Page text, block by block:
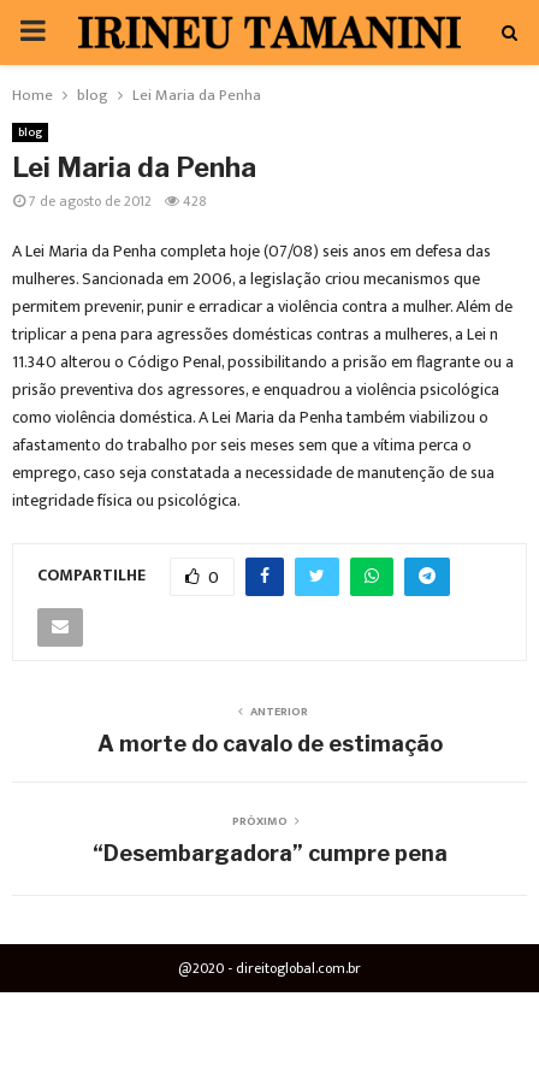
PRIMARY
MENU
Home blog Lei Maria da Penha
blog
Lei Maria da Penha
7 de agosto de 2012 428
A Lei Maria da Penha completa hoje (07/08) seis anos em defesa das
mulheres. Sancionada em 2006, a legislação criou mecanismos que
permitem prevenir, punir e erradicar a violência contra a mulher. Além de
triplicar a pena para agressões domésticas contras a mulheres, a Lei nº
11.340 alterou o Código Penal, possibilitando a prisão em flagrante ou a
prisão preventiva dos agressores, e enquadrou a violência psicológica
como violência doméstica. A Lei Maria da Penha também viabilizou o
afastamento do trabalho por seis meses sem que a vítima perca o
emprego, caso seja constatada a necessidade de manutenção de sua
integridade física ou psicológica.
COMPARTILHE 0
ANTERIOR
A morte do cavalo de estimação
PRÓXIMO
“Desembargadora” cumpre pena
@2020 - direitoglobal.com.br